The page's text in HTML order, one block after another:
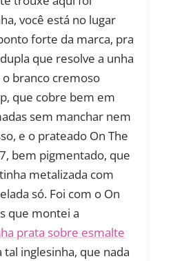
você está no lugar
forte da marca, pra
que resolve a unha
o branco cremoso
que cobre bem em
sem manchar nem
e o prateado On The
bem pigmentado, que
metalizada com
só. Foi com o On
que montei a
prata sobre esmalte
inglesinha, que nada